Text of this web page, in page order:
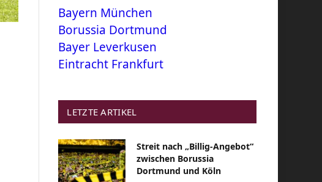
Bayern München
Borussia Dortmund
Bayer Leverkusen
Eintracht Frankfurt
LETZTE ARTIKEL
Streit nach „Billig-Angebot“
zwischen Borussia
Dortmund und Köln